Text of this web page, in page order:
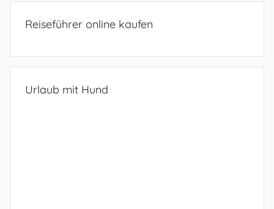
Reiseführer online kaufen
Urlaub mit Hund